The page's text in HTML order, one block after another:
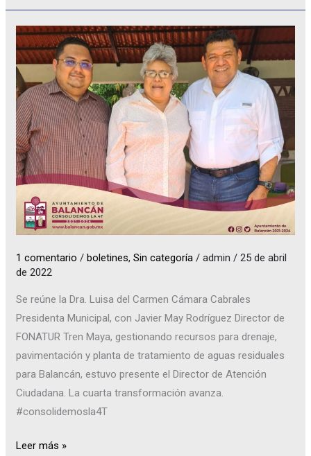
1 comentario /boletines,Sin categoría /admin/25 de abril
de 2022
Se reúne la Dra. Luisa del Carmen Cámara Cabrales
Presidenta Municipal, con Javier May Rodríguez Director de
FONATUR Tren Maya, gestionando recursos para drenaje,
pavimentación y planta de tratamiento de aguas residuales
para Balancán, estuvo presente el Director de Atención
Ciudadana. La cuarta transformación avanza.
#consolidemosla4T
Leer más »